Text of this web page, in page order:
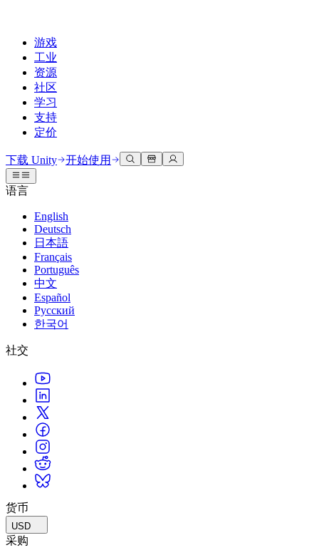
游戏
工业
资源
社区
学习
支持
定价
开发
Unity 引擎
为任何平台构建2D和3D游戏
协作
与团队协作并快速迭代
下载 Unity
计划和定价
部署
探索 Unity 支持的超过 25 个平台
常态化运营
游戏上线后的数据洞察与常态化运营
Grow
用户获取
被发现并获取移动用户
管理跨门店和D2C渠道的IAP（应用内购买）
商业化
使用案例
3D协作
实时构建和审查3D项目
沉浸式培训
在沉浸式环境中培训
客户体验
创建互动3D体验
行业
实现运营卓越
零售
将店内体验转化为在线体验
汽车
提升创新能力和车内体验
查看所有行业
技术库
文档
官方用户手册和API参考
开发者工具
发布版本和问题跟踪器
路线图
查看即将推出的功能
技术术语库
案例分析
真实成功案例
最佳实践指南
专家提示和技巧
演示
演示、示例和构建模块
所有资源
新增功能
社区中心
讨论
讨论、解决问题和连接
事件
全球和本地活动
社区故事
Made with Unity
展示Unity创作者
直播活动
Unity奖项
庆祝全球的Unity创作者
适合每个级别
Unity Learn
免费掌握Unity技能
专业培训
通过Unity培训师提升您的团队
Unity新手
准备开始
开始您的学习
你是Unity 新手？开始您的旅程
使用指南
可操作的技巧和最佳实践
教育
对于学生
开启您的职业生涯
增强您的教学
教育资助许可证
支持选项
获取帮助
帮助您在Unity中取得成功
成功计划
通过专家支持更快实现目标
常见问题解答
常见问题解答
联系我们
下载 Unity 开始使用
语言
English
Deutsch
日本語
Français
Português
中文
Español
Русский
한국어
社交
货币
USD
采购